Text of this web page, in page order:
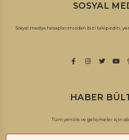
çikolatalarımız, özel tariflerle ve
Chocolate 333'ün spesiyal çikolataları,
çikolatalarımız, lezzet yolculuğunda
Trüf Çikolata
SOSYAL
Sosyal medya hesaplarımızdan bizi takip edin,
HABER
Tüm yenilik ve gelişmeler için